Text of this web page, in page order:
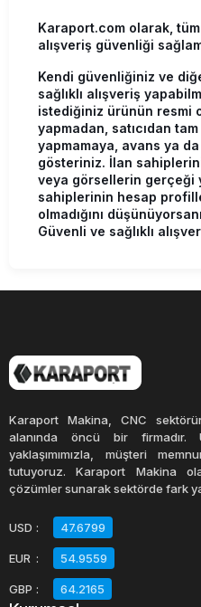
Karaport.com olarak, tüm
alışveriş güvenliği
Kendi güvenliğiniz ve
sağlıklı alışveriş
istediğiniz ürünün resmi
yapmadan, satıcıdan
yapmamaya, avans ya
gösteriniz. İlan
veya görsellerin gerçeği
sahiplerinin hesap
olmadığını
Güvenli ve sağlıklı
Karaport Makina, CNC
alanında öncü bir firmadır.
yaklaşımımızla, müşteri
tutuyoruz. Karaport Makina
çözümler sunarak sektörde fark
USD : 47.6799
EUR : 54.9559
GBP : 64.2165